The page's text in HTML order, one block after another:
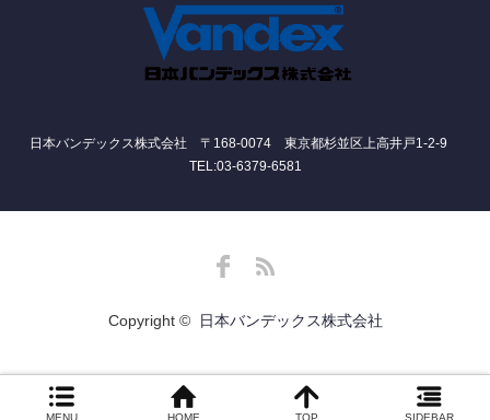
日本バンデックス株式会社 〒168-0074 東京都杉並区上高井戸1-2-9
TEL:03-6379-6581
MENU HOME TOP SIDEBAR
Copyright © 日本バンデックス株式会社